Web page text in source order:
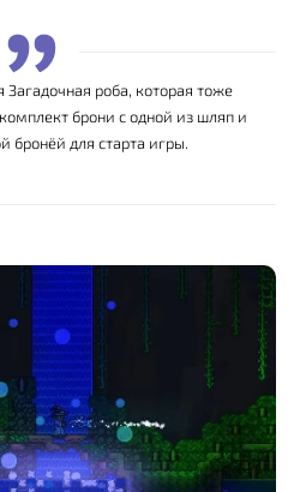
Загадочная роба, которая тоже
брони с одной из шляп и
бронёй для старта игры.